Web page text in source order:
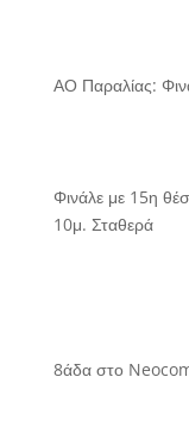
ΑΟ Παραλίας:
Φινάλε με 15η
10μ. Σταθερά
8άδα στο